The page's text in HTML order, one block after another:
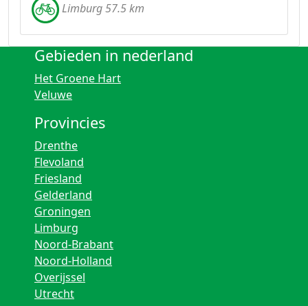
Limburg 57.5 km
Gebieden in nederland
Het Groene Hart
Veluwe
Provincies
Drenthe
Flevoland
Friesland
Gelderland
Groningen
Limburg
Noord-Brabant
Noord-Holland
Overijssel
Utrecht